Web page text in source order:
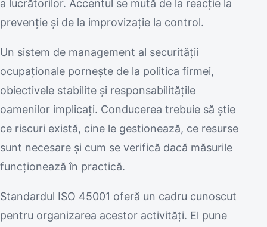
a lucrătorilor. Accentul se mută de la reacție la
prevenție și de la improvizație la control.
Un sistem de management al securității
ocupaționale pornește de la politica firmei,
obiectivele stabilite și responsabilitățile
oamenilor implicați. Conducerea trebuie să știe
ce riscuri există, cine le gestionează, ce resurse
sunt necesare și cum se verifică dacă măsurile
funcționează în practică.
Standardul ISO 45001 oferă un cadru cunoscut
pentru organizarea acestor activități. El pune